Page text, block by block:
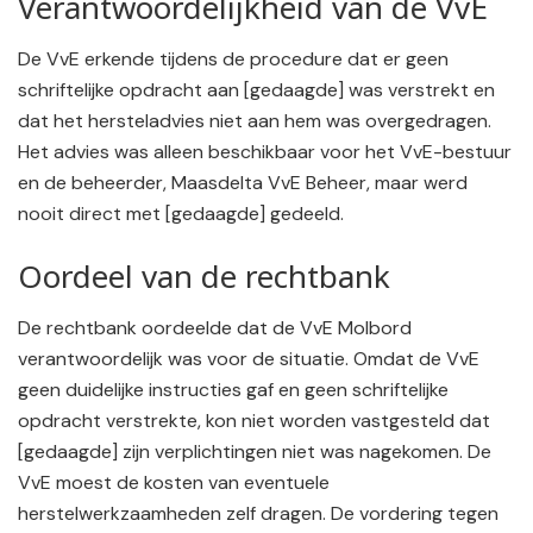
De VvE erkende tijdens de procedure dat er geen
schriftelijke opdracht aan [gedaagde] was verstrekt en
dat het hersteladvies niet aan hem was overgedragen.
Het advies was alleen beschikbaar voor het VvE-bestuur
en de beheerder, Maasdelta VvE Beheer, maar werd
nooit direct met [gedaagde] gedeeld.
Oordeel van de rechtbank
De rechtbank oordeelde dat de VvE Molbord
verantwoordelijk was voor de situatie. Omdat de VvE
geen duidelijke instructies gaf en geen schriftelijke
opdracht verstrekte, kon niet worden vastgesteld dat
[gedaagde] zijn verplichtingen niet was nagekomen. De
VvE moest de kosten van eventuele
herstelwerkzaamheden zelf dragen. De vordering tegen